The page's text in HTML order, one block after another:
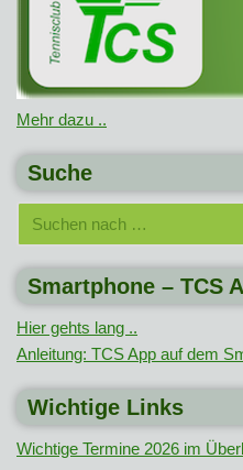
Mehr dazu ..
Suche
Smartphone – TCS
Hier gehts lang ..
Anleitung: TCS App auf dem
Wichtige Links
Wichtige Termine 2026 im